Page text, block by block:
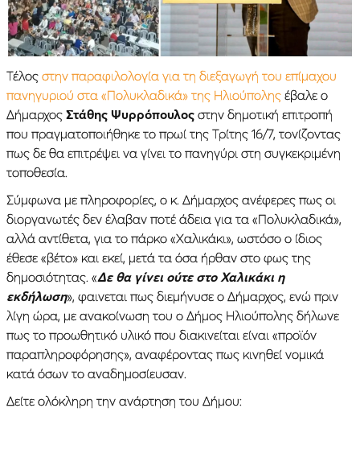
Τέλος στην παραφιλολογία για τη διεξαγωγή του επίμαχου
πανηγυριού στα «Πολυκλαδικά» της Ηλιούπολης έβαλε ο
Δήμαρχος Στάθης Ψυρρόπουλος στην δημοτική επιτροπή
που πραγματοποιήθηκε το πρωί της Τρίτης 16/7, τονίζοντας
πως δε θα επιτρέψει να γίνει το πανηγύρι στη συγκεκριμένη
τοποθεσία.
Σύμφωνα με πληροφορίες, ο κ. Δήμαρχος ανέφερες πως οι
διοργανωτές δεν έλαβαν ποτέ άδεια για τα «Πολυκλαδικά»,
αλλά αντίθετα, για το πάρκο «Χαλικάκι», ωστόσο ο ίδιος
έθεσε «βέτο» και εκεί, μετά τα όσα ήρθαν στο φως της
δημοσιότητας. «Δε θα γίνει ούτε στο Χαλικάκι η
εκδήλωση», φαινεται πως διεμήνυσε ο Δήμαρχος, ενώ πριν
λίγη ώρα, με ανακοίνωση του ο Δήμος Ηλιούπολης δήλωνε
πως το προωθητικό υλικό που διακινείται είναι «προϊόν
παραπληροφόρησης», αναφέροντας πως κινηθεί νομικά
κατά όσων το αναδημοσίευσαν.
Δείτε ολόκληρη την ανάρτηση του Δήμου: